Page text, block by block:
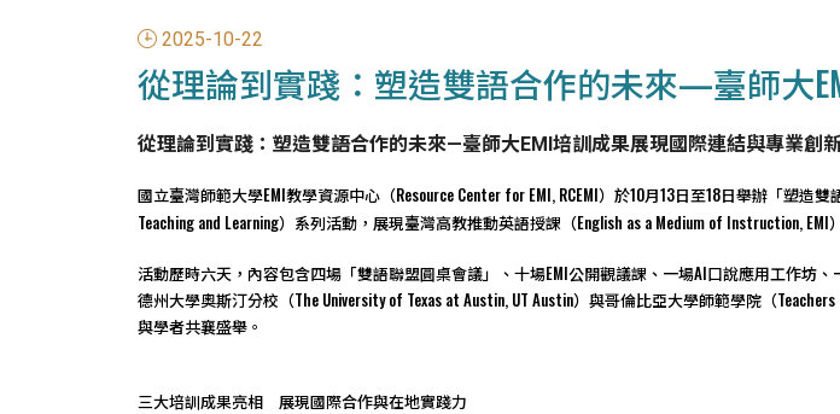
2025-10-22
從理論到實踐：塑造雙語合作的未來—臺師大
從理論到實踐：塑造雙語合作的未來—臺師大EMI培訓成果展現國際連結與專業創
國立臺灣師範大學EMI教學資源中心（Resource Center for EMI, RCEMI）於10月13日至18日舉辦「塑造
Teaching and Learning）系列活動，展現臺灣高教推動英語授課（English as a Medium of Instruction,
活動歷時六天，內容包含四場「雙語聯盟圓桌會議」、十場EMI公開觀議課、一場AI口說應用工作坊
德州大學奧斯汀分校（The University of Texas at Austin, UT Austin）與哥倫比亞大學師範學院（
與學者共襄盛舉。
三大培訓成果亮相 展現國際合作與在地實踐力